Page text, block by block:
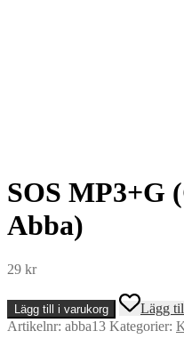
SOS MP3+G
Abba)
29 kr
SOS
MP3+G
(Gjord
Lägg till i varukorg
Lägg
Artikelnr: abba13 Kategorier: